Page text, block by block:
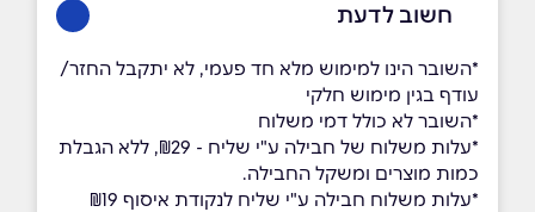
חשוב לדעת
*השובר הינו למימוש מלא חד פעמי, לא יתקבל החזר/
עודף בגין מימוש חלקי
*השובר לא כולל דמי משלוח
*עלות משלוח של חבילה ע"י שליח - ₪29, ללא הגבלת
כמות מוצרים ומשקל החבילה.
*עלות משלוח חבילה ע"י שליח לנקודת איסוף ₪19